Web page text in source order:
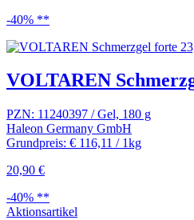
-40% **
VOLTAREN
PZN: 11240397 / Gel, 180 g
Haleon Germany GmbH
Grundpreis: € 116,11 / 1kg
20,90 €
-40% **
Aktionsartikel